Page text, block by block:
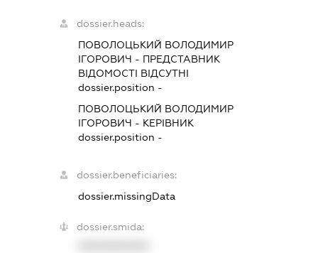
dossier.heads:
ПОВОЛОЦЬКИЙ ВОЛОДИМИР
ІГОРОВИЧ - ПРЕДСТАВНИК
ВІДОМОСТІ ВІДСУТНІ
dossier.position -
ПОВОЛОЦЬКИЙ ВОЛОДИМИР
ІГОРОВИЧ - КЕРІВНИК
dossier.position -
dossier.beneficiaries:
dossier.missingData
dossier.smida: